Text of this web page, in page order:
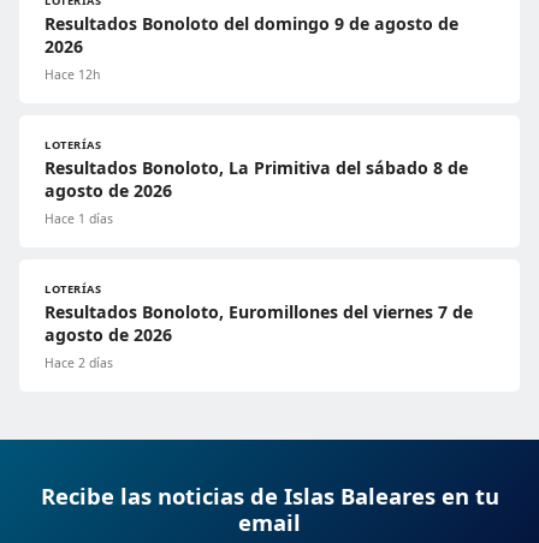
Resultados Bonoloto del domingo 9 de agosto de
2026
Hace 12h
LOTERÍAS
Resultados Bonoloto, La Primitiva del sábado 8 de
agosto de 2026
Hace 1 días
LOTERÍAS
Resultados Bonoloto, Euromillones del viernes 7 de
agosto de 2026
Hace 2 días
Recibe las noticias de Islas Baleares en tu
email